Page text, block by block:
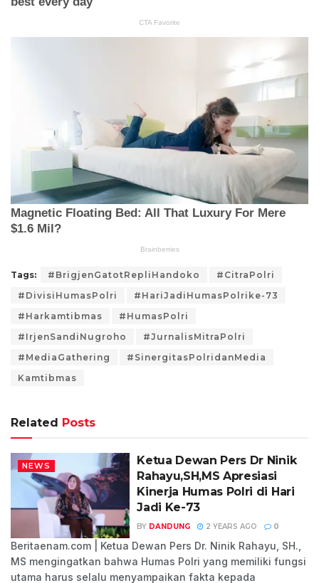
Tags: #BrigjenGatotRepliHandoko
#CitraPolri
#DivisiHumasPolri
#HariJadiHumasPolrike-73
#Harkamtibmas
#HumasPolri
#IrjenSandiNugroho
#JurnalisMitraPolri
#MediaGathering
#SinergitasPolridanMedia
Kamtibmas
Related Posts
NEWS
Ketua Dewan Pers Dr Ninik
Rahayu,SH,MS Apresiasi
Kinerja Humas Polri di Hari
Jadi Ke-73
BY DANDUNG 2 YEARS AGO 0
Beritaenam.com | Ketua Dewan Pers Dr. Ninik Rahayu, SH.,
MS mengingatkan bahwa Humas Polri yang memiliki fungsi
utama harus selalu menyampaikan fakta kepada